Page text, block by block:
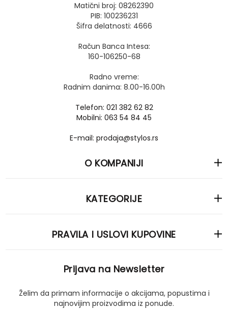
Matični broj: 08262390
PIB: 100236231
Šifra delatnosti: 4666
Račun Banca Intesa:
160-106250-68
Radno vreme:
Radnim danima: 8.00-16.00h
Telefon: 021 382 62 82
Mobilni: 063 54 84 45
E-mail: prodaja@stylos.rs
O KOMPANIJI
KATEGORIJE
PRAVILA I USLOVI KUPOVINE
Prijava na Newsletter
Želim da primam informacije o akcijama, popustima i
najnovijim proizvodima iz ponude.